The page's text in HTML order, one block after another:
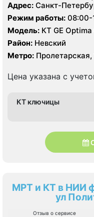
Адрес: Санкт-
Режим работы: 08:00-
Модель: КТ GE
Район: Невский
Метро:
Цена указана с
КТ ключицы
МРТ и КТ в НИИ
ул
Отзыв о сервисе